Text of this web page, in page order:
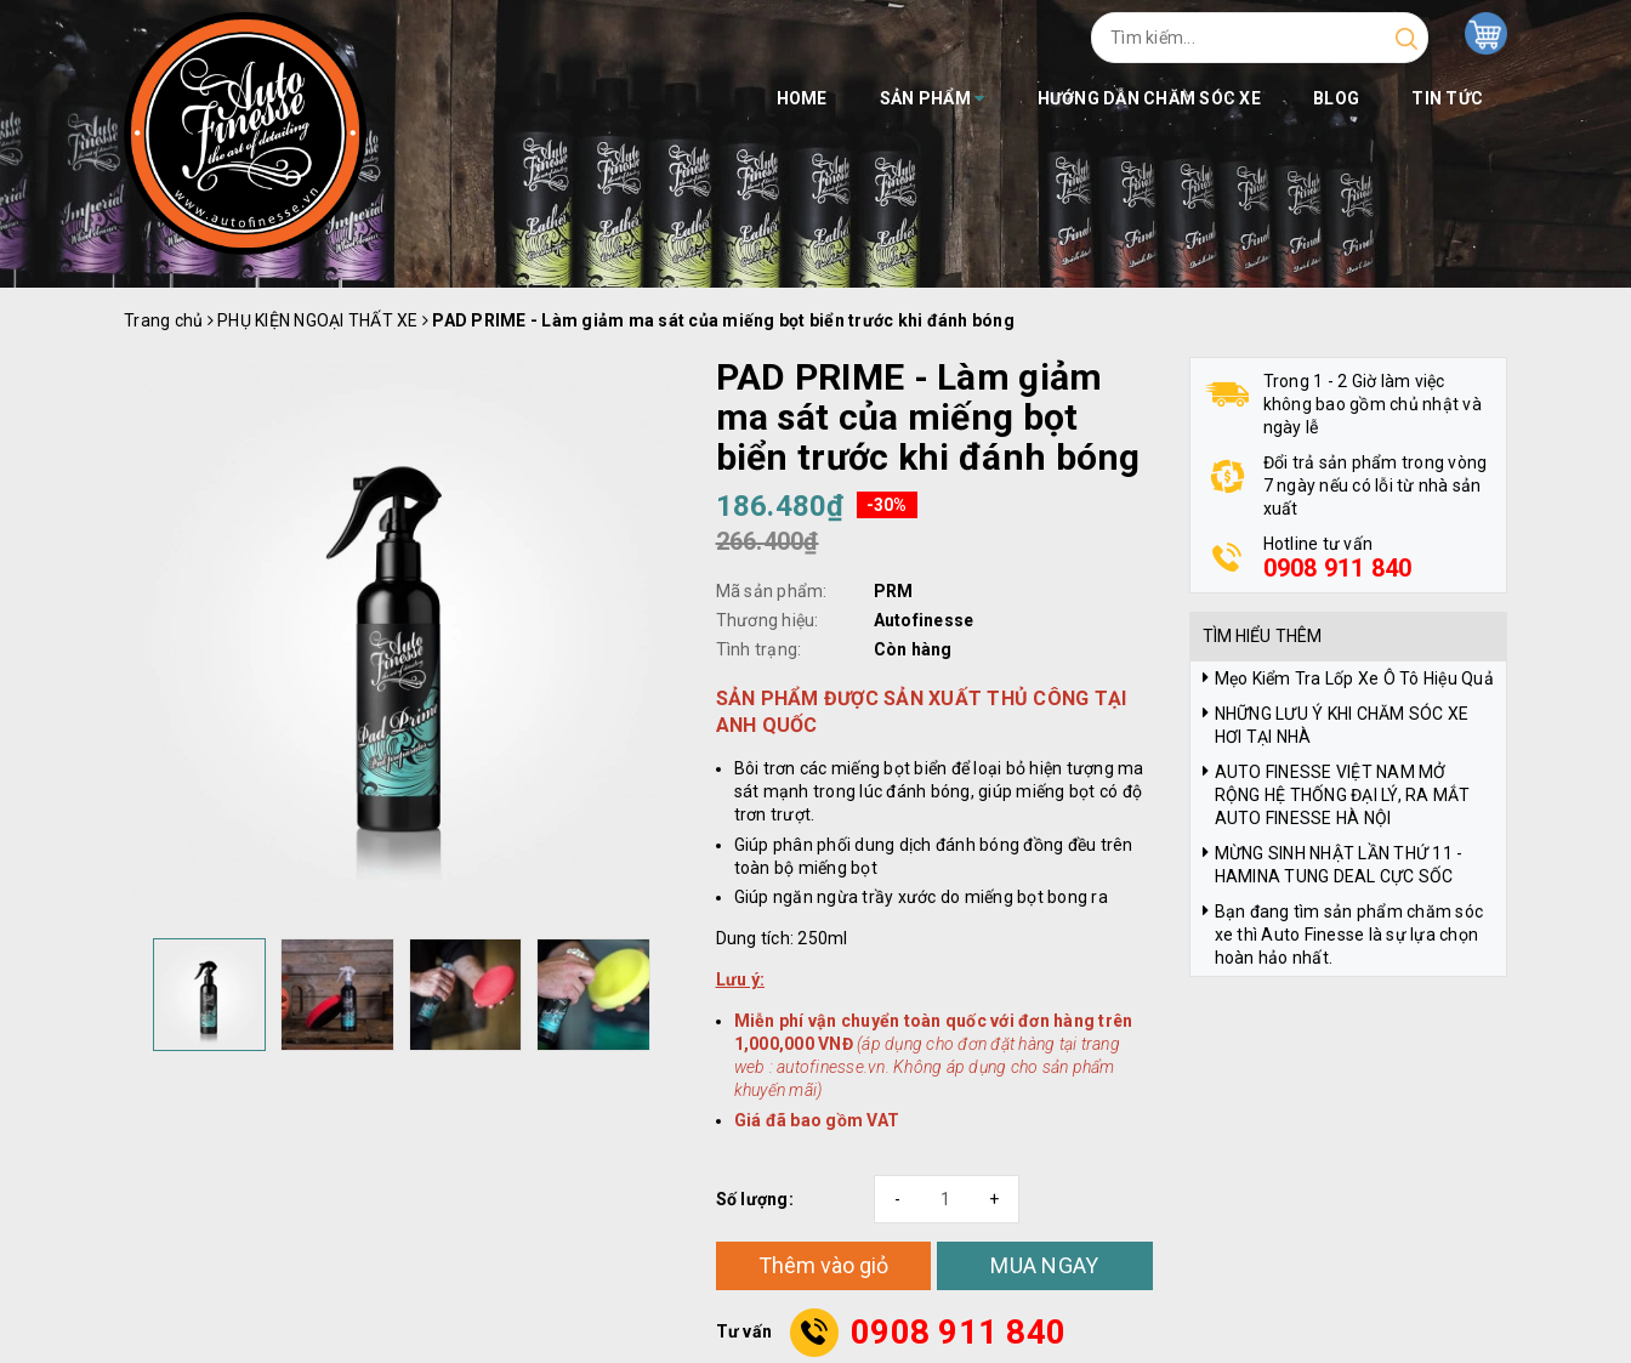
HOME SẢN PHẨM HƯỚNG DẪN CHĂM SÓC XE BLOG TIN TỨC
Trang chủ PHỤ KIỆN NGOẠI THẤT XE PAD PRIME - Làm giảm ma sát của miếng bọt biển trước khi đánh bóng
PAD PRIME - Làm giảm
ma sát của miếng bọt
biển trước khi đánh bóng
186.480₫ -30%
266.400₫
Mã sản phẩm:
PRM
Thương hiệu:
Autofinesse
Tình trạng:
Còn hàng
SẢN PHẨM ĐƯỢC SẢN XUẤT THỦ CÔNG TẠI
ANH QUỐC
Bôi trơn các miếng bọt biển để loại bỏ hiện tượng ma
sát mạnh trong lúc đánh bóng, giúp miếng bọt có độ
trơn trượt.
Giúp phân phối dung dịch đánh bóng đồng đều trên
toàn bộ miếng bọt
Giúp ngăn ngừa trầy xước do miếng bọt bong ra
Dung tích: 250ml
Lưu ý:
Miễn phí vận chuyển toàn quốc với đơn hàng trên
1,000,000 VNĐ (áp dụng cho đơn đặt hàng tại trang
web : autofinesse.vn. Không áp dụng cho sản phẩm
khuyến mãi)
Giá đã bao gồm VAT
Số lượng: +
-
Thêm vào giỏ MUA NGAY
Tư vấn 0908 911 840
Trong 1 - 2 Giờ làm việc
không bao gồm chủ nhật và
ngày lễ
Đổi trả sản phẩm trong vòng
7 ngày nếu có lỗi từ nhà sản
xuất
Hotline tư vấn
0908 911 840
TÌM HIỂU THÊM
Mẹo Kiểm Tra Lốp Xe Ô Tô Hiệu Quả
NHỮNG LƯU Ý KHI CHĂM SÓC XE
HƠI TẠI NHÀ
AUTO FINESSE VIỆT NAM MỞ
RỘNG HỆ THỐNG ĐẠI LÝ, RA MẮT
AUTO FINESSE HÀ NỘI
MỪNG SINH NHẬT LẦN THỨ 11 -
HAMINA TUNG DEAL CỰC SỐC
Bạn đang tìm sản phẩm chăm sóc
xe thì Auto Finesse là sự lựa chọn
hoàn hảo nhất.